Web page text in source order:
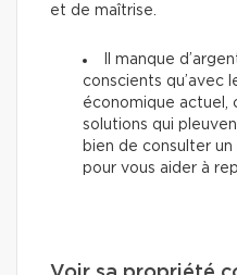
et de maîtrise.
Il manque
conscients qu’avec
économique actuel,
solutions qui
bien de consulter
pour vous aider à